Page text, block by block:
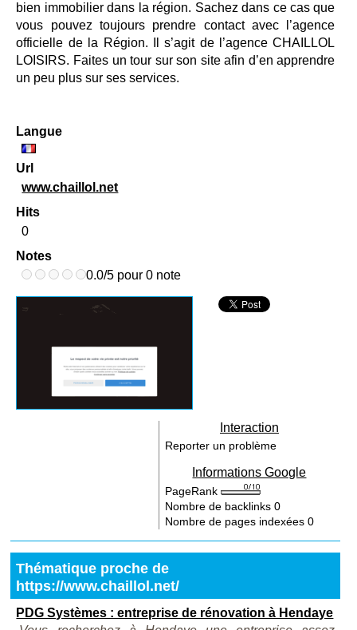
bien immobilier dans la région. Sachez dans ce cas que
vous pouvez toujours prendre contact avec l’agence
officielle de la Région. Il s’agit de l’agence CHAILLOL
LOISIRS. Faites un tour sur son site afin d’en apprendre
un peu plus sur ses services.
Langue
Url
www.chaillol.net
Hits
0
Notes
0.0/5 pour 0 note
Interaction
Reporter un problème
Informations Google
PageRank
Nombre de backlinks0
Nombre de pages indexées0
Thématique proche de
https://www.chaillol.net/
PDG Systèmes : entreprise de rénovation à Hendaye